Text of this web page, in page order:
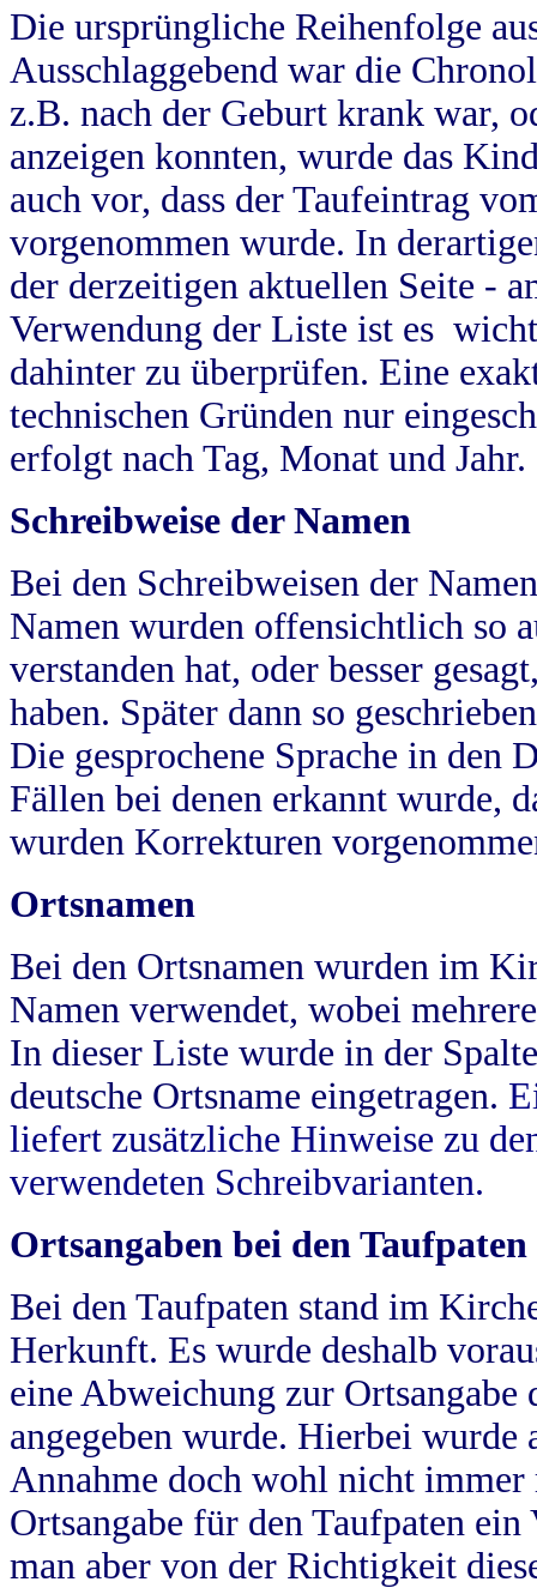
Die ursprüngliche Reihenfolge
Ausschlaggebend war die
z.B. nach der Geburt krank war,
anzeigen konnten, wurde das
auch vor, dass der Taufeintrag
vorgenommen wurde. In
der derzeitigen aktuellen Seite -
Verwendung der Liste ist es
dahinter zu überprüfen. Eine
technischen Gründen nur
erfolgt nach Tag, Monat und Jahr.
Schreibweise der Namen
Bei den Schreibweisen der
Namen wurden offensichtlich so
verstanden hat, oder besser
haben. Später dann so
Die gesprochene Sprache in
Fällen bei denen erkannt wurde,
wurden Korrekturen
Ortsnamen
Bei den Ortsnamen wurden im
Namen verwendet, wobei
In dieser Liste wurde in der
deutsche Ortsname eingetragen.
liefert zusätzliche Hinweise zu
verwendeten Schreibvarianten.
Ortsangaben bei den Taufpaten
Bei den Taufpaten stand im
Herkunft. Es wurde deshalb
eine Abweichung zur
angegeben wurde. Hierbei wurde
Annahme doch wohl nicht
Ortsangabe für den Taufpaten
man aber von der Richtigkeit